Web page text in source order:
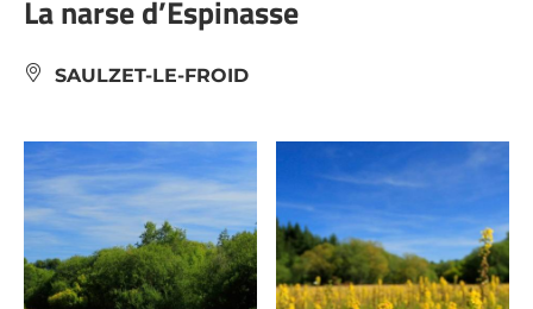
La narse d’Espinasse
SAULZET-LE-FROID